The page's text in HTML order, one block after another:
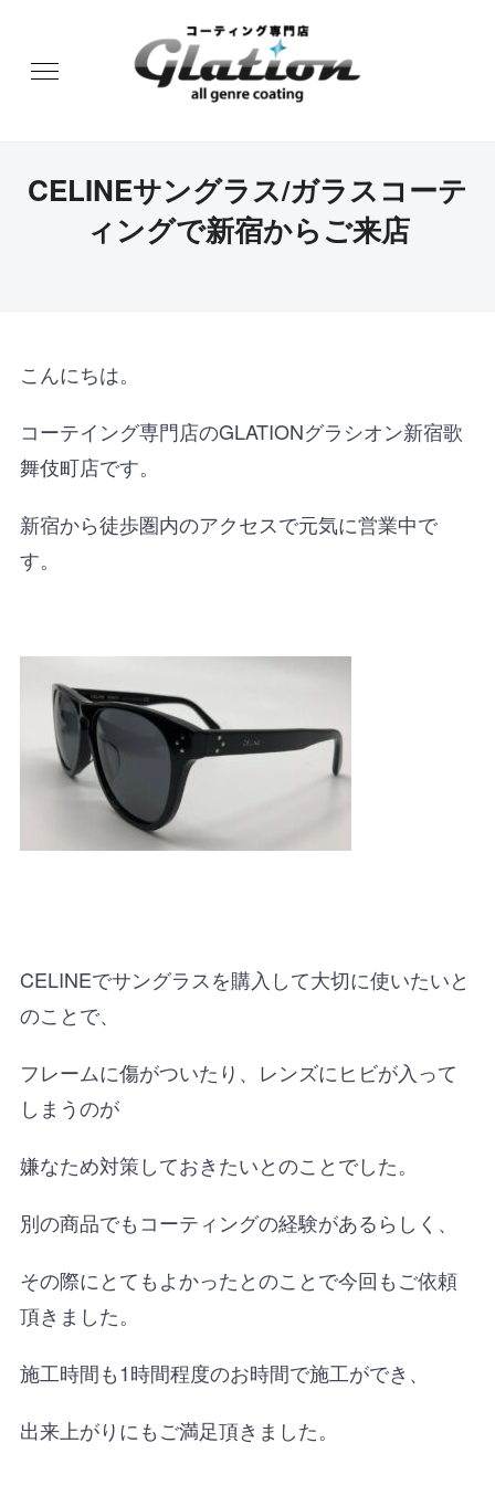
CELINEサングラス/ガラスコーテ
ィングで新宿からご来店
こんにちは。
コーテイング専門店のGLATIONグラシオン新宿歌
舞伎町店です。
新宿から徒歩圏内のアクセスで元気に営業中で
す。
CELINEでサングラスを購入して大切に使いたいと
のことで、
フレームに傷がついたり、レンズにヒビが入って
しまうのが
嫌なため対策しておきたいとのことでした。
別の商品でもコーティングの経験があるらしく、
その際にとてもよかったとのことで今回もご依頼
頂きました。
施工時間も1時間程度のお時間で施工ができ、
出来上がりにもご満足頂きました。